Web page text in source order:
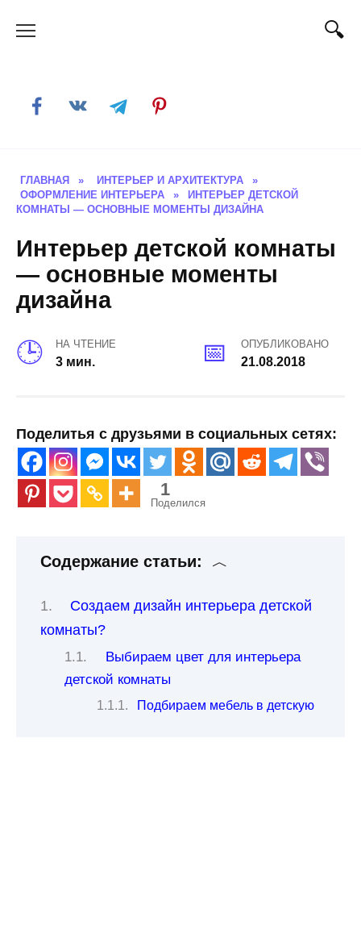
ГЛАВНАЯ » ИНТЕРЬЕР И АРХИТЕКТУРА
»
ОФОРМЛЕНИЕ ИНТЕРЬЕРА
»
ИНТЕРЬЕР ДЕТСКОЙ
КОМНАТЫ — ОСНОВНЫЕ МОМЕНТЫ ДИЗАЙНА
Интерьер детской комнаты
— основные моменты
дизайна
НА ЧТЕНИЕ
3 мин.
ОПУБЛИКОВАНО
21.08.2018
Поделитья с друзьями в социальных сетях:
1
Поделился
Содержание статьи:
Создаем дизайн интерьера детской
комнаты?
Выбираем цвет для интерьера
детской комнаты
Подбираем мебель в детскую